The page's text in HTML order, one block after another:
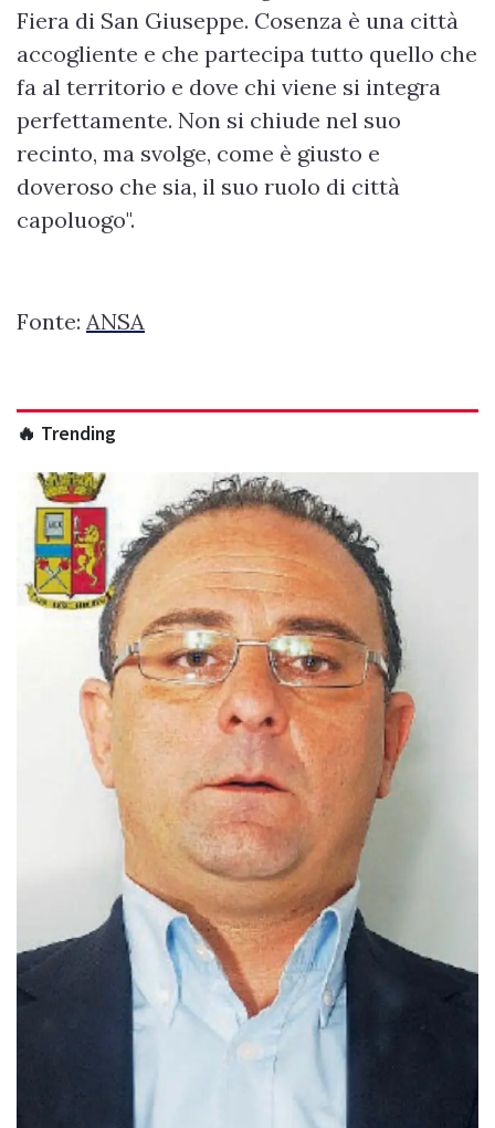
Fiera di San Giuseppe. Cosenza è una città
accogliente e che partecipa tutto quello che
fa al territorio e dove chi viene si integra
perfettamente. Non si chiude nel suo
recinto, ma svolge, come è giusto e
doveroso che sia, il suo ruolo di città
capoluogo".
Fonte: ANSA
🔥 Trending